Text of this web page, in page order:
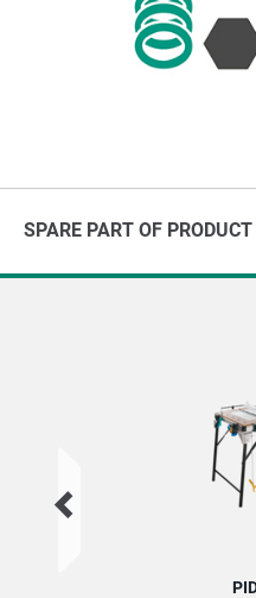
SPARE PART OF PRODUCT